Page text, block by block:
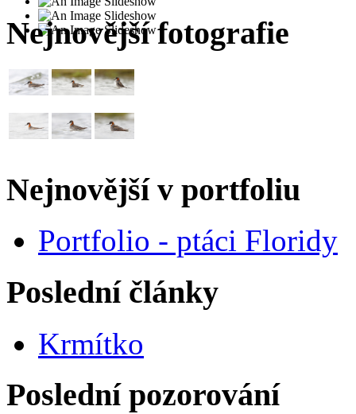
Nejnovější fotografie
Nejnovější v portfoliu
Portfolio - ptáci Floridy
Poslední články
Krmítko
Poslední pozorování